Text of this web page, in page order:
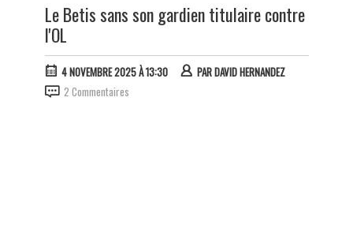
Le Betis sans son gardien titulaire contre
l'OL
4 NOVEMBRE 2025 À 13:30 PARDAVID HERNANDEZ
2 Commentaires